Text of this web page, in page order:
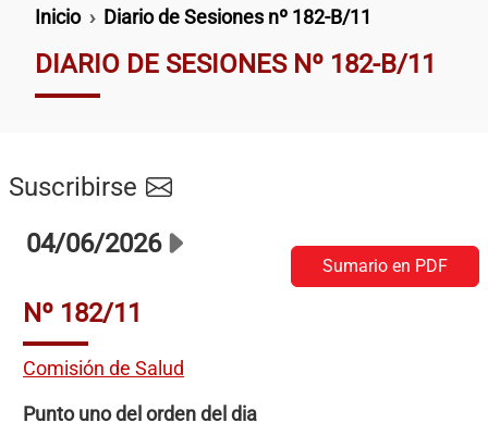
Ruta de navegación
Inicio Diario de Sesiones nº 182-B/11
DIARIO DE SESIONES Nº 182-B/11
Suscribirse
04/06/2026
Nº 182/11
Sumario en PDF
Comisión de Salud
Punto uno del orden del dia